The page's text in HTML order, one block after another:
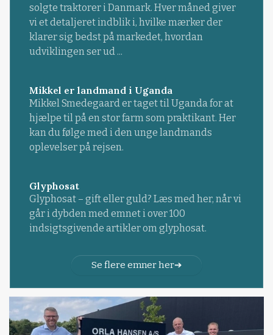
solgte traktorer i Danmark. Hver måned giver
vi et detaljeret indblik i, hvilke mærker der
klarer sig bedst på markedet, hvordan
udviklingen ser ud ...
Mikkel er landmand i Uganda
Mikkel Smedegaard er taget til Uganda for at
hjælpe til på en stor farm som praktikant. Her
kan du følge med i den unge landmands
oplevelser på rejsen.
Glyphosat
Glyphosat – gift eller guld? Læs med her, når vi
går i dybden med emnet i over 100
indsigtsgivende artikler om glyphosat.
Se flere emner her